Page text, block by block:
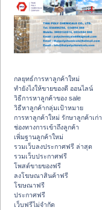
กลยุทธ์การหาลูกค้าใหม่
ทํายังไงให้ขายของดี ออนไลน์
วิธีการหาลูกค้าของ sale
วิธีหาลูกค้ากลุ่มเป้าหมาย
การหาลูกค้าใหม่ รักษาลูกค้าเก่า
ช่องทางการเข้าถึงลูกค้า
เพิ่มฐานลูกค้าใหม่
รวมเว็บลงประกาศฟรี ล่าสุด
รวมเว็บประกาศฟรี
โพสต์ขายของฟรี
ลงโฆษณาสินค้าฟรี
โฆษณาฟรี
ประกาศฟรี
เว็บฟรีไม่จำกัด